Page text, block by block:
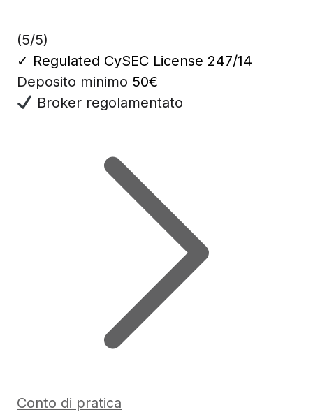
(5/5)
✓ Regulated CySEC License 247/14
Deposito minimo 50€
Broker regolamentato
Conto di pratica